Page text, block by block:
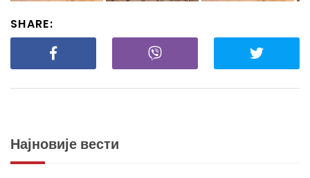
SHARE:
Најновије вести